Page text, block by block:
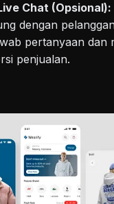
Chat (Opsional):
dengan
pertanyaan dan
penjualan.